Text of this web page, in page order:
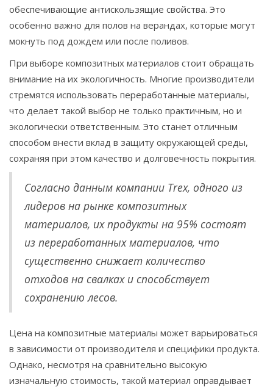
обеспечивающие антискользящие свойства. Это
особенно важно для полов на верандах, которые могут
мокнуть под дождем или после поливов.
При выборе композитных материалов стоит обращать
внимание на их экологичность. Многие производители
стремятся использовать переработанные материалы,
что делает такой выбор не только практичным, но и
экологически ответственным. Это станет отличным
способом внести вклад в защиту окружающей среды,
сохраняя при этом качество и долговечность покрытия.
Согласно данным компании Trex, одного из
лидеров на рынке композитных
материалов, их продукты на 95% состоят
из переработанных материалов, что
существенно снижает количество
отходов на свалках и способствует
сохранению лесов.
Цена на композитные материалы может варьироваться
в зависимости от производителя и специфики продукта.
Однако, несмотря на сравнительно высокую
изначальную стоимость, такой материал оправдывает